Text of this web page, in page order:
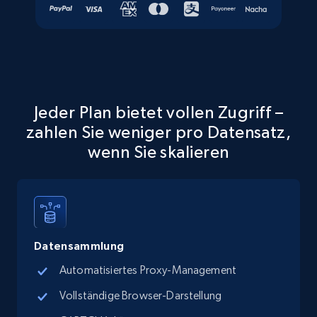
Place id, URL, Country, Name, Category,
Address, Description, Business details, and
Google Maps full information - discover
records by location search
Address, Description, Business details, and
more.
13.3K+ 1.7K+
Jeder Plan bietet vollen Zugriff –
zahlen Sie weniger pro Datensatz,
wenn Sie skalieren
Datensammlung
Automatisiertes Proxy-Management
Vollständige Browser-Darstellung